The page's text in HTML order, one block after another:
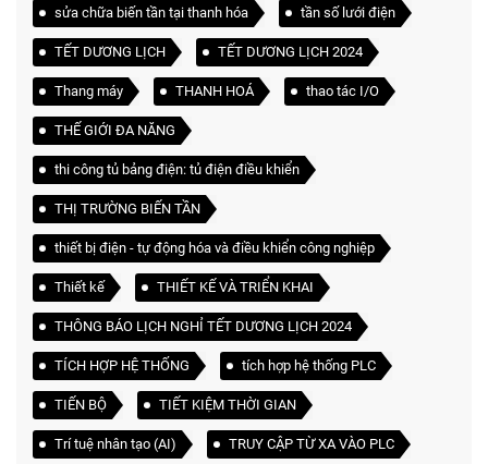
sửa chữa biến tần tại thanh hóa tần số lưới điện
TẾT DƯƠNG LỊCH TẾT DƯƠNG LỊCH 2024
Thang máy THANH HOÁ thao tác I/O
THẾ GIỚI ĐA NĂNG
thi công tủ bảng điện: tủ điện điều khiển
THỊ TRƯỜNG BIẾN TẦN
thiết bị điện - tự động hóa và điều khiển công nghiệp
Thiết kế THIẾT KẾ VÀ TRIỂN KHAI
THÔNG BÁO LỊCH NGHỈ TẾT DƯƠNG LỊCH 2024
TÍCH HỢP HỆ THỐNG tích hợp hệ thống PLC
TIẾN BỘ TIẾT KIỆM THỜI GIAN
Trí tuệ nhân tạo (AI) TRUY CẬP TỪ XA VÀO PLC